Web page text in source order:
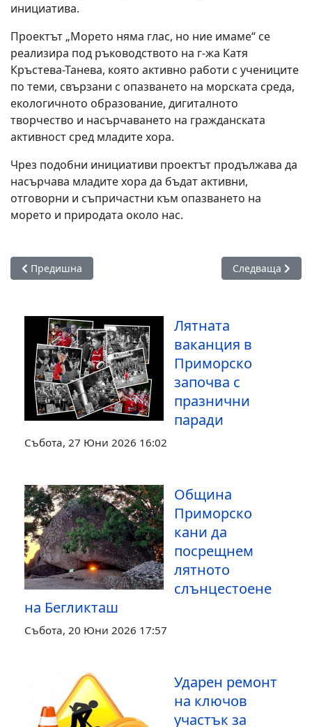
инициатива.
Проектът „Морето няма глас, но ние имаме“ се
реализира под ръководството на г-жа Катя
Кръстева-Танева, която активно работи с учениците
по теми, свързани с опазването на морската среда,
екологичното образование, дигиталното
творчество и насърчаването на гражданската
активност сред младите хора.
Чрез подобни инициативи проектът продължава да
насърчава младите хора да бъдат активни,
отговорни и съпричастни към опазването на
морето и природата около нас.
Предишна статия: В ход е преобразяването на зоната на
Предишна Следваща
Следваща
Лятната
ваканция в
Приморско
започва с
празнични
паради
Събота, 27 Юни 2026 16:02
Община
Приморско
кани да
посрещнем
лятното
слънцестоене
на Бегликташ
Събота, 20 Юни 2026 17:57
Ударен ремонт
на ключов
участък за